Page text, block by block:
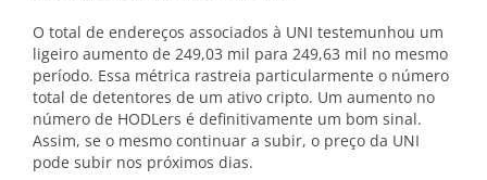
O total de endereços associados à UNI testemunhou um
ligeiro aumento de 249,03 mil para 249,63 mil no mesmo
período. Essa métrica rastreia particularmente o número
total de detentores de um ativo cripto. Um aumento no
número de HODLers é definitivamente um bom sinal.
Assim, se o mesmo continuar a subir, o preço da UNI
pode subir nos próximos dias.